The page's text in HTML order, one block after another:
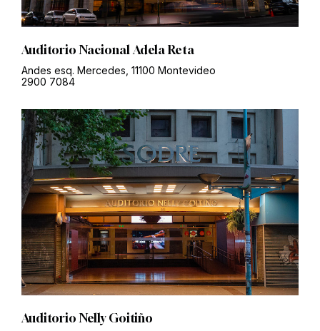
Auditorio Nacional Adela Reta
Andes esq. Mercedes, 11100 Montevideo
2900 7084
Auditorio Nelly Goitiño